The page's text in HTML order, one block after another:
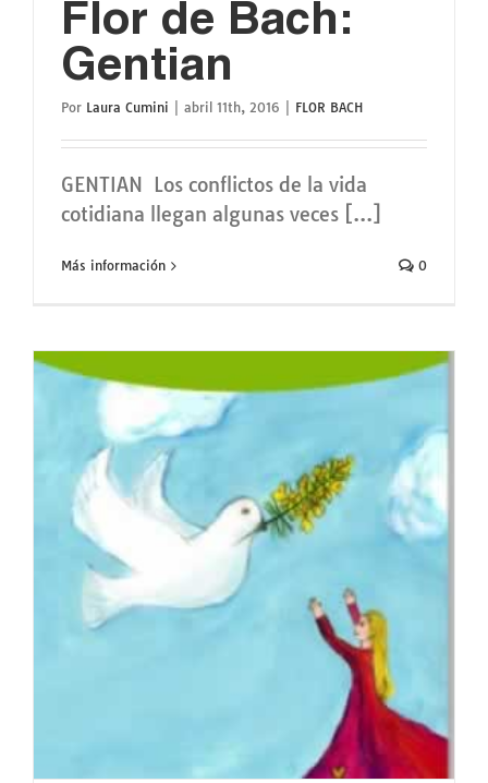
Flor de Bach:
Gentian
Por Laura Cumini abril 11th, 2016 FLOR BACH
GENTIAN Los conflictos de la vida
cotidiana llegan algunas veces [...]
Más información 0